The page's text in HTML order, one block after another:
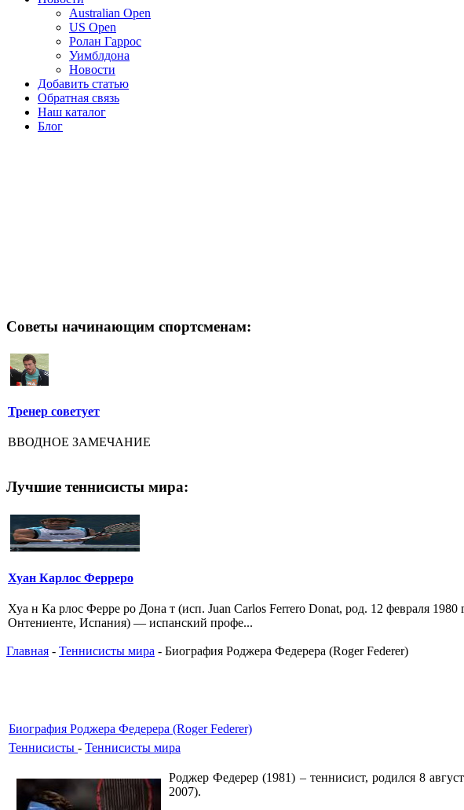
Australian Open
US Open
Ролан Гаррос
Уимблдона
Новости
Добавить статью
Обратная связь
Наш каталог
Блог
Советы начинающим спортсменам:
Тренер советует
ВВОДНОЕ ЗАМЕЧАНИЕ
Лучшие теннисисты мира:
Хуан Карлос Ферреро
Хуа н Ка рлос Ферре ро Дона т (исп. Juan Carlos Ferrero Donat, род. 12 февраля 1980
Онтениенте, Испания) — испанский профе...
Главная - Теннисисты мира - Биография Роджера Федерера (Roger Federer)
Биография Роджера Федерера (Roger Federer)
Теннисисты - Теннисисты мира
Роджер Федерер (1981) – теннисист, родился 8
2007).